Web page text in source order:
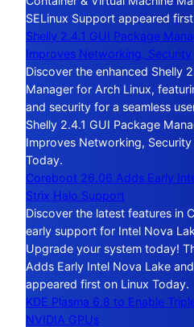
SELinux Support appeared
Shelly 2.4.1 GUI Package
Improves Networking, Security
Discover the enhanced Shelly
Manager for Arch Linux,
and security for a seamless
Shelly 2.4.1 GUI Package
Improves Networking,
Today.
Coreboot 26.06 Adds Early
Strix Halo Support
Discover the latest features in
early support for Intel Nova
Upgrade your system today!
Adds Early Intel Nova Lake
appeared first on Linux Today.
KDE Plasma 6.8 to Enable
NVIDIA GPUs